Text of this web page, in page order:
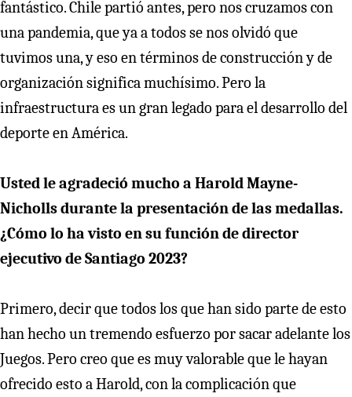
fantástico. Chile partió antes, pero nos cruzamos con
una pandemia, que ya a todos se nos olvidó que
tuvimos una, y eso en términos de construcción y de
organización significa muchísimo. Pero la
infraestructura es un gran legado para el desarrollo del
deporte en América.
Usted le agradeció mucho a Harold Mayne-
Nicholls durante la presentación de las medallas.
¿Cómo lo ha visto en su función de director
ejecutivo de Santiago 2023?
Primero, decir que todos los que han sido parte de esto
han hecho un tremendo esfuerzo por sacar adelante los
Juegos. Pero creo que es muy valorable que le hayan
ofrecido esto a Harold, con la complicación que